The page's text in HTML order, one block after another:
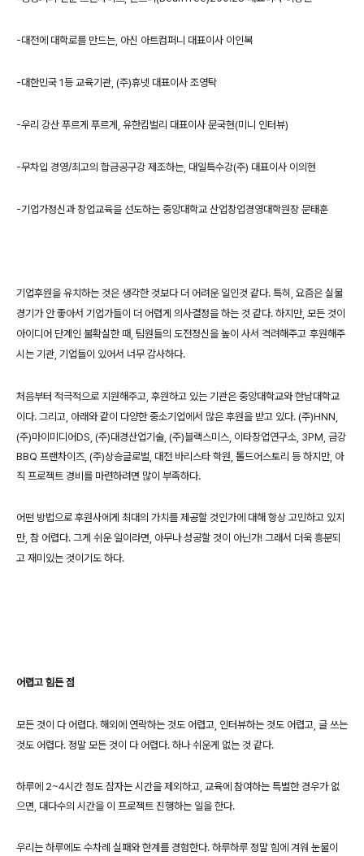
-대전에 대학로를 만드는, 아신 아트컴퍼니 대표이사 이인복
-대한민국 1등 교육기관, (주)휴넷 대표이사 조영탁
-우리 강산 푸르게 푸르게, 유한킴벌리 대표이사 문국현(미니 인터뷰)
-무차입 경영/최고의 합금공구강 제조하는, 대일특수강(주) 대표이사 이의현
-기업가정신과 창업교육을 선도하는 중앙대학교 산업창업경영대학원장 문태훈
기업후원을 유치하는 것은 생각한 것보다 더 어려운 일인것 같다. 특히, 요즘은 실물
경기가 안 좋아서 기업가들이 더 어렵게 의사결정을 하는 것 같다. 하지만, 모든 것이
아이디어 단계인 불확실한 때, 팀원들의 도전정신을 높이 사서 격려해주고 후원해주
시는 기관, 기업들이 있어서 너무 감사하다.
처음부터 적극적으로 지원해주고, 후원하고 있는 기관은 중앙대학교와 한남대학교
이다. 그리고, 아래와 같이 다양한 중소기업에서 많은 후원을 받고 있다. (주)HNN,
(주)마이미디어DS, (주)대경산업기술, (주)블랙스미스, 이타창업연구소, 3PM, 금강
BBQ 프랜차이즈, (주)상승글로벌, 대전 바리스타 학원, 톨드어스토리 등 하지만, 아
직 프로젝트 경비를 마련하려면 많이 부족하다.
어떤 방법으로 후원사에게 최대의 가치를 제공할 것인가에 대해 항상 고민하고 있지
만, 참 어렵다. 그게 쉬운 일이라면, 아무나 성공할 것이 아닌가! 그래서 더욱 흥분되
고 재미있는 것이기도 하다.
어렵고 힘든 점
모든 것이 다 어렵다. 해외에 연락하는 것도 어렵고, 인터뷰하는 것도 어렵고, 글 쓰는
것도 어렵다. 정말 모든 것이 다 어렵다. 하나 쉬운게 없는 것 같다.
하루에 2~4시간 정도 잠자는 시간을 제외하고, 교육에 참여하는 특별한 경우가 없
으면, 대다수의 시간을 이 프로젝트 진행하는 일을 한다.
우리는 하루에도 수차례 실패와 한계를 경험한다. 하루하루 정말 힘에 겨워 눈물이